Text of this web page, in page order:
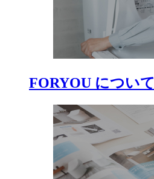
FORYOU について